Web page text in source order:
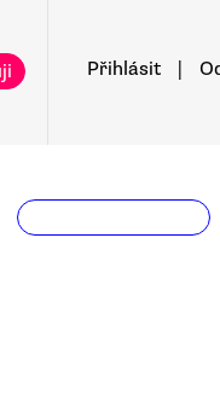
Přihlásit